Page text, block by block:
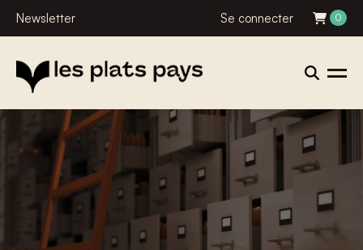
Newsletter Se connecter 0